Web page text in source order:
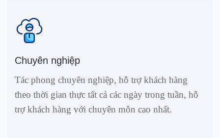
Chuyên nghiệp
Tác phong chuyên nghiệp, hỗ trợ khách hàng
theo thời gian thực tất cả các ngày trong tuần, hỗ
trợ khách hàng với chuyên môn cao nhất.